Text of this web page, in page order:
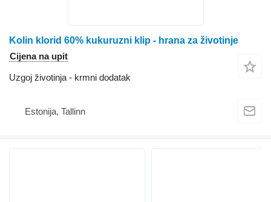
Kolin klorid 60% kukuruzni klip - hrana za životinje
Cijena na upit
Uzgoj životinja - krmni dodatak
Estonija, Tallinn